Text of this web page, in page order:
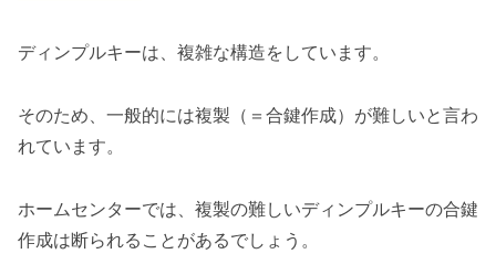
ディンプルキーは、複雑な構造をしています。
そのため、一般的には複製（＝合鍵作成）が難しいと言わ
れています。
ホームセンターでは、複製の難しいディンプルキーの合鍵
作成は断られることがあるでしょう。